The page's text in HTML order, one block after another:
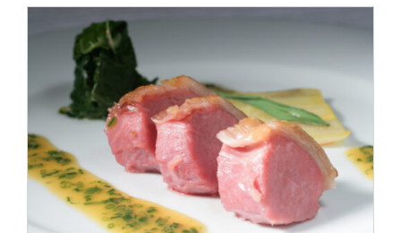
AJOUTER AU PANIER / DÉTAILS